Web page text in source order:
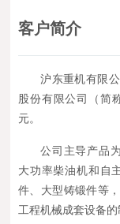
客户简介
沪东重机有限
股份有限公司（简
元。
公司主导产品
大功率柴油机和自
件、大型铸锻件等
工程机械成套设备的